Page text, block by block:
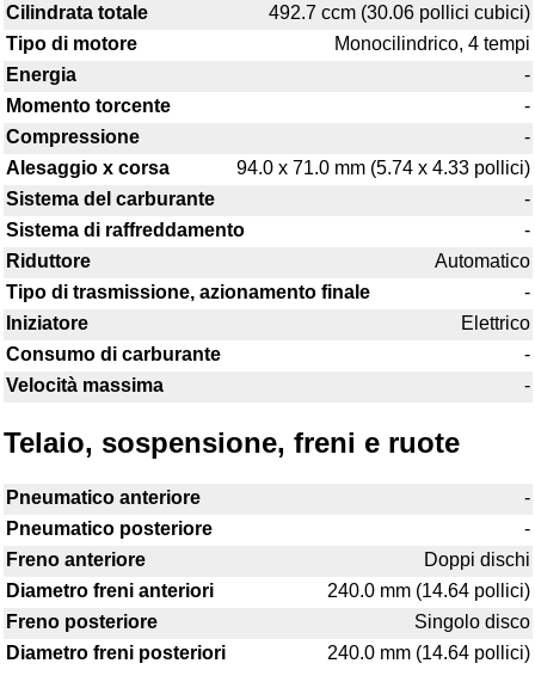
Cilindrata totale
492.7 ccm (30.06 pollici cubici)
Tipo di motore
Monocilindrico, 4 tempi
Energia
-
Momento torcente
-
Compressione
-
Alesaggio x corsa
94.0 x 71.0 mm (5.74 x 4.33 pollici)
Sistema del carburante
-
Sistema di raffreddamento
-
Riduttore
Automatico
Tipo di trasmissione, azionamento finale
-
Iniziatore
Elettrico
Consumo di carburante
-
Velocità massima
-
Telaio, sospensione, freni e ruote
Pneumatico anteriore
-
Pneumatico posteriore
-
Freno anteriore
Doppi dischi
Diametro freni anteriori
240.0 mm (14.64 pollici)
Freno posteriore
Singolo disco
Diametro freni posteriori
240.0 mm (14.64 pollici)